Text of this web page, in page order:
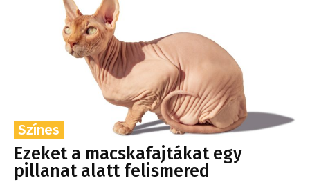
Színes
Ezeket a macskafajtákat egy
pillanat alatt felismered